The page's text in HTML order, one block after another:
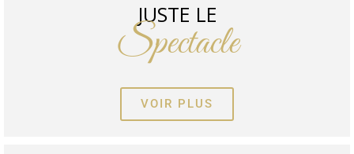
JUSTE LE
Spectacle
VOIR PLUS